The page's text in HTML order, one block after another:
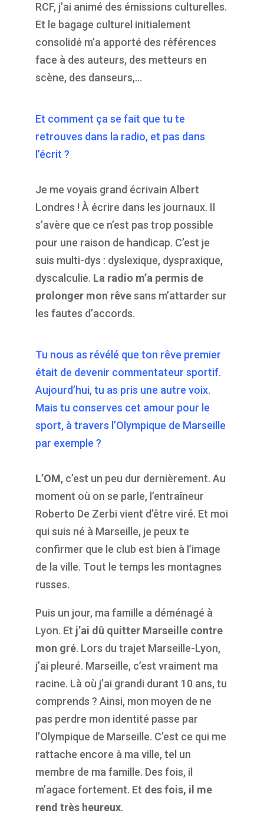
RCF, j’ai animé des émissions culturelles.
Et le bagage culturel initialement
consolidé m’a apporté des références
face à des auteurs, des metteurs en
scène, des danseurs,…
Et comment ça se fait que tu te
retrouves dans la radio, et pas dans
l’écrit ?
Je me voyais grand écrivain Albert
Londres ! À écrire dans les journaux. Il
s’avère que ce n’est pas trop possible
pour une raison de handicap. C’est je
suis multi-dys : dyslexique, dyspraxique,
dyscalculie. La radio m’a permis de
prolonger mon rêvesans m’attarder sur
les fautes d’accords.
Tu nous as révélé que ton rêve premier
était de devenir commentateur sportif.
Aujourd’hui, tu as pris une autre voix.
Mais tu conserves cet amour pour le
sport, à travers l’Olympique de Marseille
par exemple ?
L’OM, c’est un peu dur dernièrement. Au
moment où on se parle, l’entraîneur
Roberto De Zerbi vient d’être viré. Et moi
qui suis né à Marseille, je peux te
confirmer que le club est bien à l’image
de la ville. Tout le temps les montagnes
russes.
Puis un jour, ma famille a déménagé à
Lyon. Et j’ai dû quitter Marseille contre
mon gré. Lors du trajet Marseille-Lyon,
j’ai pleuré. Marseille, c’est vraiment ma
racine. Là où j’ai grandi durant 10 ans, tu
comprends ? Ainsi, mon moyen de ne
pas perdre mon identité passe par
l’Olympique de Marseille. C’est ce qui me
rattache encore à ma ville, tel un
membre de ma famille. Des fois, il
m’agace fortement. Et des fois, il me
rend très heureux.